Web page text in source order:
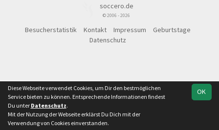
soccero.de
© 2006 - 2026
Besucherstatistik Kontakt Impressum
Geburtstage
Datenschutz
OK
Diese Webseite verwendet Cookies, um Dir den bestmöglichen
Service bieten zu können. Entsprechende Informationen findest
Du unter Datenschutz.
Mit der Nutzung der Webseite erklärst Du Dich mit der
Verwendung von Cookies einverstanden.